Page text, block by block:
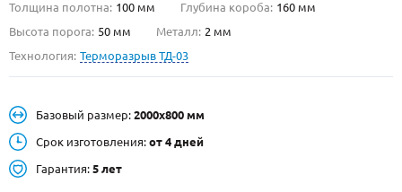
Металлические двери от производителя с доставкой и установкой в
НАЙТИ:
Толщина полотна: 100 мм Глубина короба: 160 мм
Высота порога: 50 мм Металл: 2 мм
Технология: Терморазрыв ТД-03
Базовый размер: 2000х800 мм
Срок изготовления: от 4 дней
Гарантия: 5 лет